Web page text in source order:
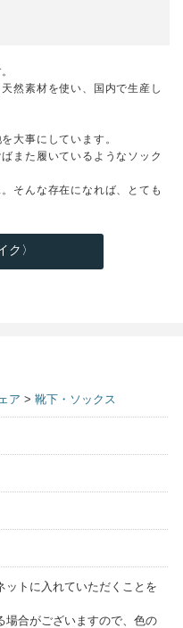
然素材を使い、国内で生産し
大事にしています。
また履いているようなソック
そんな存在になれば、とても
ク〉
ア > 靴下・ソックス
ットに入れていただくことを
場合がございますので、色の